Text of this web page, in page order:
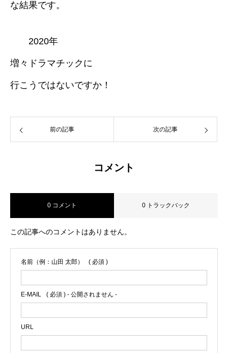
な結果です。
2020年
増々ドラマチックに
行こうではないですか！
前の記事 次の記事
コメント
0 コメント 0 トラックバック
この記事へのコメントはありません。
名前（例：山田 太郎） ( 必須 )
E-MAIL ( 必須 ) - 公開されません -
URL